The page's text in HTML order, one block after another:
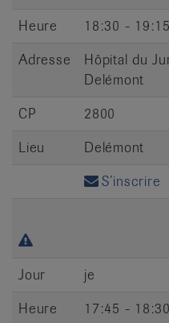
Heure
18:30 - 19:15
Adresse
Hôpital du
Delémont
CP
2800
Lieu
Delémont
S’inscrire
Jour
je
Heure
17:45 - 18:30